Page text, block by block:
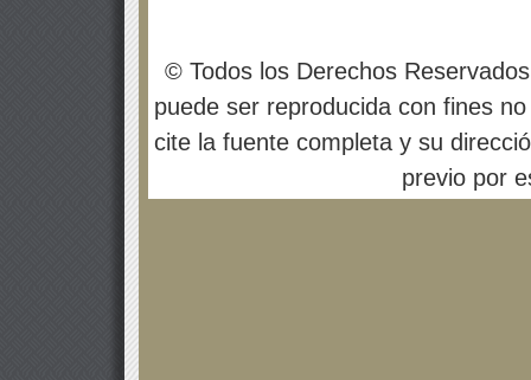
© Todos los Derechos
puede ser reproducida con fines
cite la fuente completa y su
previo por